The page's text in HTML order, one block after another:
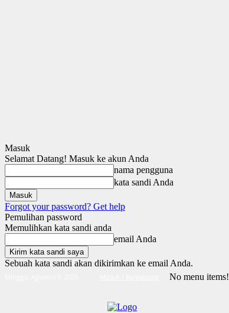
Masuk
Selamat Datang! Masuk ke akun Anda
nama pengguna
kata sandi Anda
Forgot your password? Get help
Pemulihan password
Memulihkan kata sandi anda
email Anda
Sebuah kata sandi akan dikirimkan ke email Anda.
No menu items!